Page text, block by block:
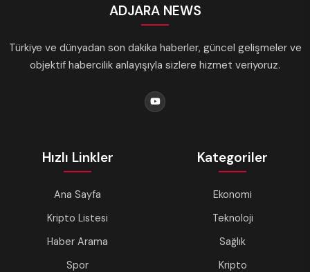
ADJARA NEWS
Türkiye ve dünyadan son dakika haberler, güncel gelişmeler ve
objektif habercilik anlayışıyla sizlere hizmet veriyoruz.
Hızlı Linkler
Ana Sayfa
Kripto Listesi
Haber Arama
Spor
Kategoriler
Ekonomi
Teknoloji
Sağlık
Kripto